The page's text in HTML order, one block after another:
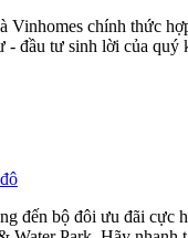
chính thức
tư sinh lời của
đến bộ đôi ưu đãi